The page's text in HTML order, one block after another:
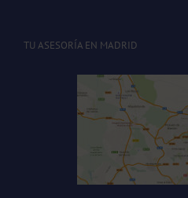
TU ASESORÍA EN MADRID